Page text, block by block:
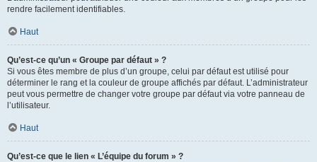
rendre facilement identifiables.
Haut
Qu’est-ce qu’un « Groupe par défaut » ?
Si vous êtes membre de plus d’un groupe, celui par défaut est utilisé pour
déterminer le rang et la couleur de groupe affichés par défaut. L’administrateur
peut vous permettre de changer votre groupe par défaut via votre panneau de
l’utilisateur.
Haut
Qu’est-ce que le lien « L’équipe du forum » ?